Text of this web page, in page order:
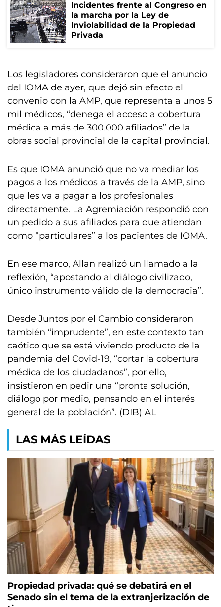
Incidentes frente al Congreso en
la marcha por la Ley de
Inviolabilidad de la Propiedad
Privada
Los legisladores consideraron que el anuncio
del IOMA de ayer, que dejó sin efecto el
convenio con la AMP, que representa a unos 5
mil médicos, “denega el acceso a cobertura
médica a más de 300.000 afiliados” de la
obras social provincial de la capital provincial.
Es que IOMA anunció que no va mediar los
pagos a los médicos a través de la AMP, sino
que les va a pagar a los profesionales
directamente. La Agremiación respondió con
un pedido a sus afiliados para que atiendan
como “particulares” a los pacientes de IOMA.
En ese marco, Allan realizó un llamado a la
reflexión, “apostando al diálogo civilizado,
único instrumento válido de la democracia”.
Desde Juntos por el Cambio consideraron
también “imprudente”, en este contexto tan
caótico que se está viviendo producto de la
pandemia del Covid-19, “cortar la cobertura
médica de los ciudadanos”, por ello,
insistieron en pedir una “pronta solución,
diálogo por medio, pensando en el interés
general de la población”. (DIB) AL
LAS MÁS LEÍDAS
Propiedad privada: qué se debatirá en el
Senado sin el tema de la extranjerización de